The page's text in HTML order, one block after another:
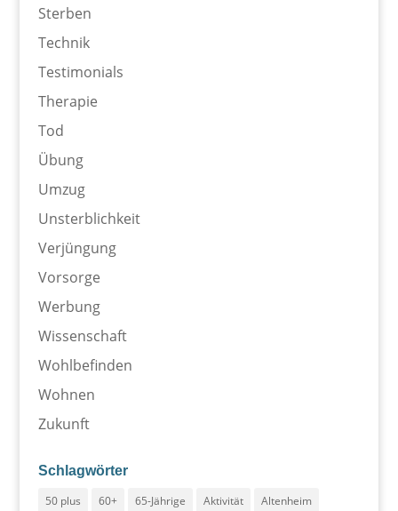
Sterben
Technik
Testimonials
Therapie
Tod
Übung
Umzug
Unsterblichkeit
Verjüngung
Vorsorge
Werbung
Wissenschaft
Wohlbefinden
Wohnen
Zukunft
Schlagwörter
50 plus
60+ 65-Jährige Aktivität
Altenheim